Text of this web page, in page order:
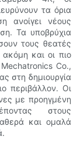
τα όρια
ανοίγει νέους
Τα υποβρύχια
τους θεατές
και οι πιο
Co.,
στη δημιουργία
περιβάλλον. Οι
με προηγμένη
στους
και ομαλά